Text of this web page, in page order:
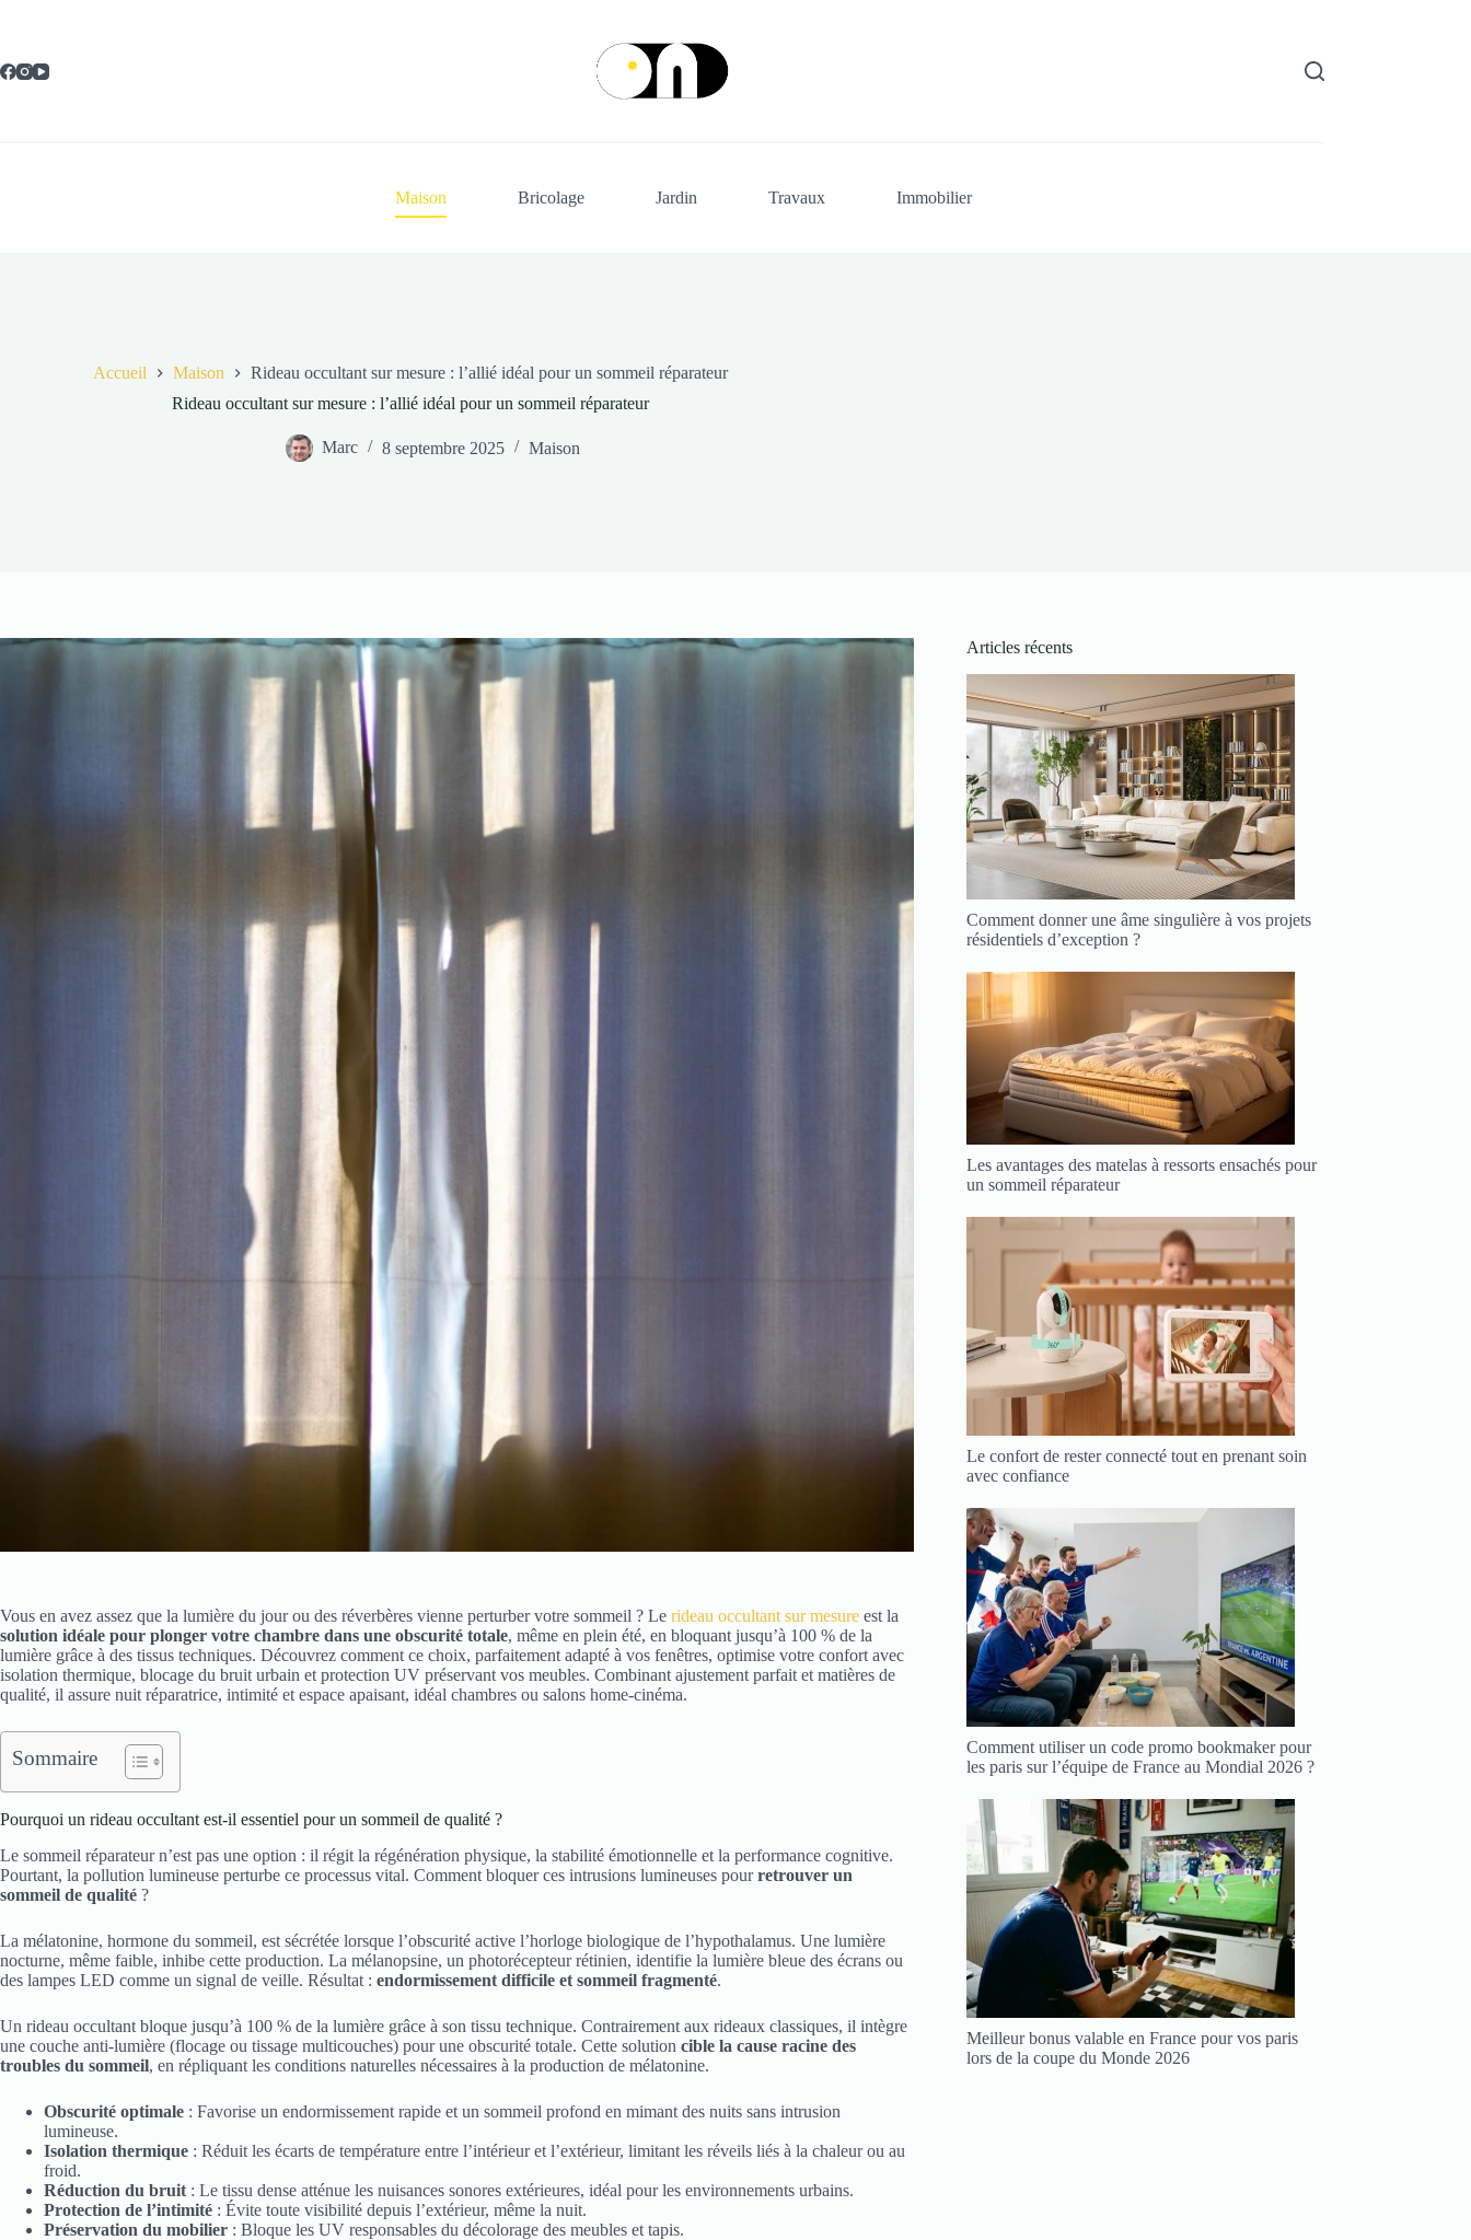
Maison Bricolage Jardin Travaux Immobilier
Accueil Maison
Rideau occultant sur mesure : l’allié idéal pour un sommeil réparateur
Rideau occultant sur mesure : l’allié idéal pour un sommeil réparateur
Marc 8 septembre 2025 Maison
Vous en avez assez que la lumière du jour ou des réverbères vienne perturber votre sommeil ? Le rideau occultant sur mesure est la
solution idéale pour plonger votre chambre dans une obscurité totale, même en plein été, en bloquant jusqu’à 100 % de la
lumière grâce à des tissus techniques. Découvrez comment ce choix, parfaitement adapté à vos fenêtres, optimise votre confort avec
isolation thermique, blocage du bruit urbain et protection UV préservant vos meubles. Combinant ajustement parfait et matières de
qualité, il assure nuit réparatrice, intimité et espace apaisant, idéal chambres ou salons home-cinéma.
Sommaire
Pourquoi un rideau occultant est-il essentiel pour un sommeil de qualité ?
Le sommeil réparateur n’est pas une option : il régit la régénération physique, la stabilité émotionnelle et la performance cognitive.
Pourtant, la pollution lumineuse perturbe ce processus vital. Comment bloquer ces intrusions lumineuses pourretrouver un
sommeil de qualité ?
La mélatonine, hormone du sommeil, est sécrétée lorsque l’obscurité active l’horloge biologique de l’hypothalamus. Une lumière
nocturne, même faible, inhibe cette production. La mélanopsine, un photorécepteur rétinien, identifie la lumière bleue des écrans ou
des lampes LED comme un signal de veille. Résultat : endormissement difficile et sommeil fragmenté.
Un rideau occultant bloque jusqu’à 100 % de la lumière grâce à son tissu technique. Contrairement aux rideaux classiques, il intègre
une couche anti-lumière (flocage ou tissage multicouches) pour une obscurité totale. Cette solution cible la cause racine des
troubles du sommeil, en répliquant les conditions naturelles nécessaires à la production de mélatonine.
Obscurité optimale : Favorise un endormissement rapide et un sommeil profond en mimant des nuits sans intrusion
lumineuse.
Isolation thermique : Réduit les écarts de température entre l’intérieur et l’extérieur, limitant les réveils liés à la chaleur ou au
froid.
Réduction du bruit : Le tissu dense atténue les nuisances sonores extérieures, idéal pour les environnements urbains.
Protection de l’intimité : Évite toute visibilité depuis l’extérieur, même la nuit.
Préservation du mobilier : Bloque les UV responsables du décolorage des meubles et tapis.
Articles récents
Comment donner une âme singulière à vos projets
résidentiels d’exception ?
Les avantages des matelas à ressorts ensachés pour
un sommeil réparateur
Le confort de rester connecté tout en prenant soin
avec confiance
Comment utiliser un code promo bookmaker pour
les paris sur l’équipe de France au Mondial 2026 ?
Meilleur bonus valable en France pour vos paris
lors de la coupe du Monde 2026